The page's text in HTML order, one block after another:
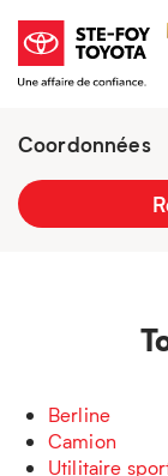
Coordonnées
Berline
Camion
Utilitaire